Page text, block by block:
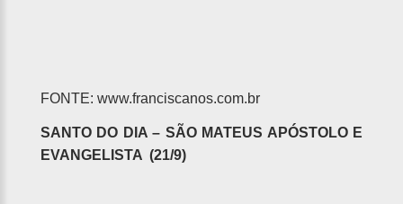
FONTE: www.franciscanos.com.br
SANTO DO DIA – SÃO MATEUS APÓSTOLO E
EVANGELISTA (21/9)